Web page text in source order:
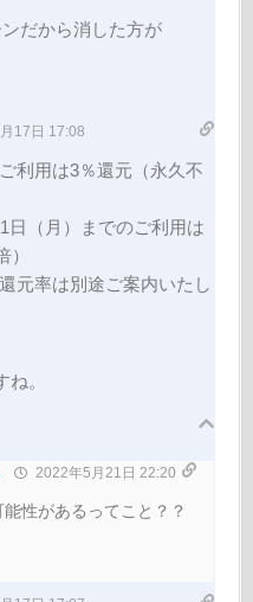
だから消した方が
17日 17:08
利用は3％還元（永久不
日（月）までのご利用は
元率は別途ご案内いたし
。
2022年5月21日 22:20
性があるってこと？？